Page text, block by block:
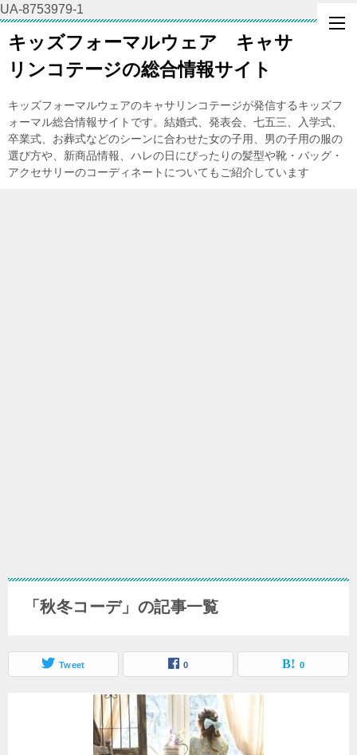
UA-8753979-1
キッズフォーマルウェア キャサ
リンコテージの総合情報サイト
キッズフォーマルウェアのキャサリンコテージが発信するキッズフ
ォーマル総合情報サイトです。結婚式、発表会、七五三、入学式、
卒業式、お葬式などのシーンに合わせた女の子用、男の子用の服の
選び方や、新商品情報、ハレの日にぴったりの髪型や靴・バッグ・
アクセサリーのコーディネートについてもご紹介しています
「秋冬コーデ」の記事一覧
Tweet 0 0